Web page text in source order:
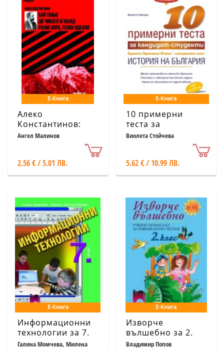
Е-Книга
Алеко
Константинов:
Бай Ганьо. До
Чикаго и назад.
Разни хора, разни
идеали / Ключът
към класиката
Ангел Малинов
2.56 € / 5.01 ЛВ.
Е-Книга
10 примерни
теста за
кандидатстуденти
за подготовка за
ЕПИ - специална
част История на
България
Виолета Стойчева
5.62 € / 10.99 ЛВ.
Е-Книга
Информационни
технологии за 7.
клас
Галина Момчева, Милена
Е-Книга
Изворче
вълшебно за 2.
клас
Владимир Попов